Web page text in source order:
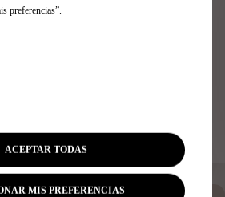
Y
preferencias”.
MIS PREFERENCIAS
ACEPTAR TODAS